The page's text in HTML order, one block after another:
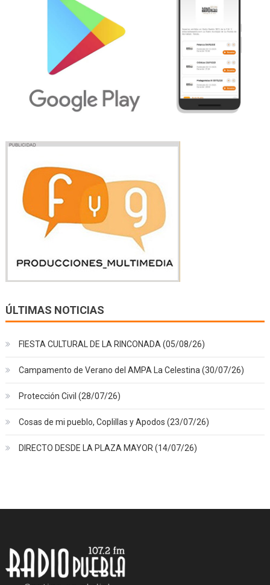
ÚLTIMAS NOTICIAS
FIESTA CULTURAL DE LA RINCONADA (05/08/26)
Campamento de Verano del AMPA La Celestina (30/07/26)
Protección Civil (28/07/26)
Cosas de mi pueblo, Coplillas y Apodos (23/07/26)
DIRECTO DESDE LA PLAZA MAYOR (14/07/26)